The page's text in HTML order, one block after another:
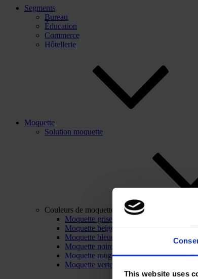
This website uses
Segments
Bureau
Éducation
Commerce
Hôtellerie
Moquette
Solution moquette
Couleurs de moquette
Moquette grise
Moquette beige
Moquette bleue
Moquette noire
Moquette rouge
Moquette verte